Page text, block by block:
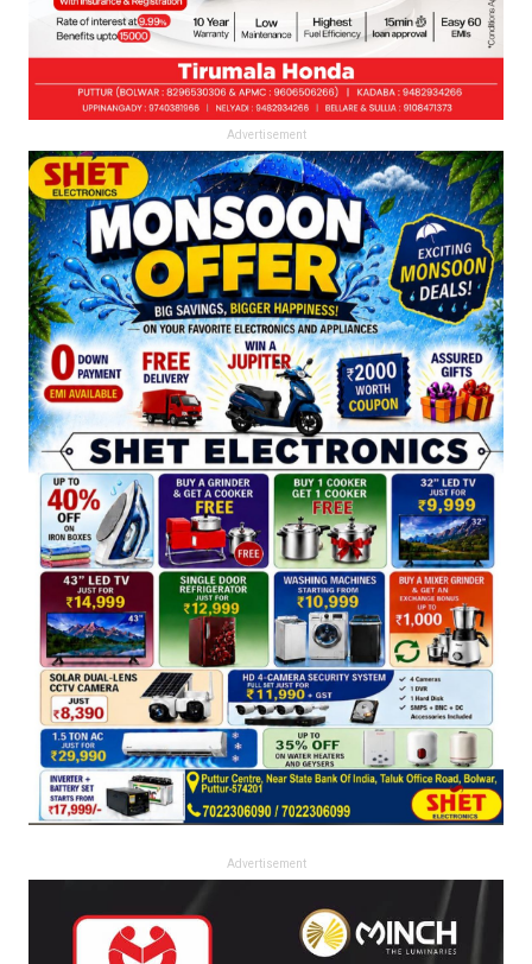
Advertisement
Advertisement